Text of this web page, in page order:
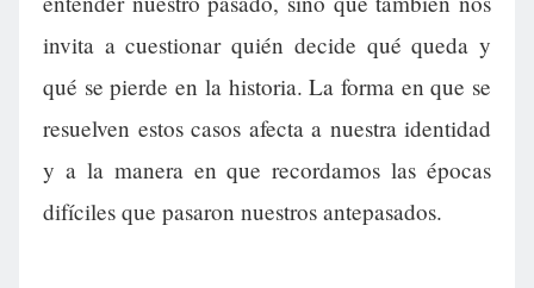
invita a cuestionar quién decide qué queda y
qué se pierde en la historia. La forma en que se
resuelven estos casos afecta a nuestra identidad
y a la manera en que recordamos las épocas
difíciles que pasaron nuestros antepasados.